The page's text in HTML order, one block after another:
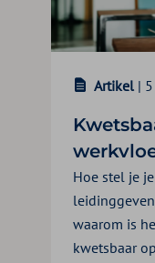
Artikel |
Hoe stel je
waarom is
kwetsbaar